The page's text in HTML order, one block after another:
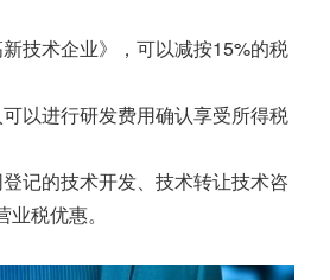
技术企业》，可以减按15%的税
以进行研发费用确认享受所得税
记的技术开发、技术转让技术咨
税优惠。